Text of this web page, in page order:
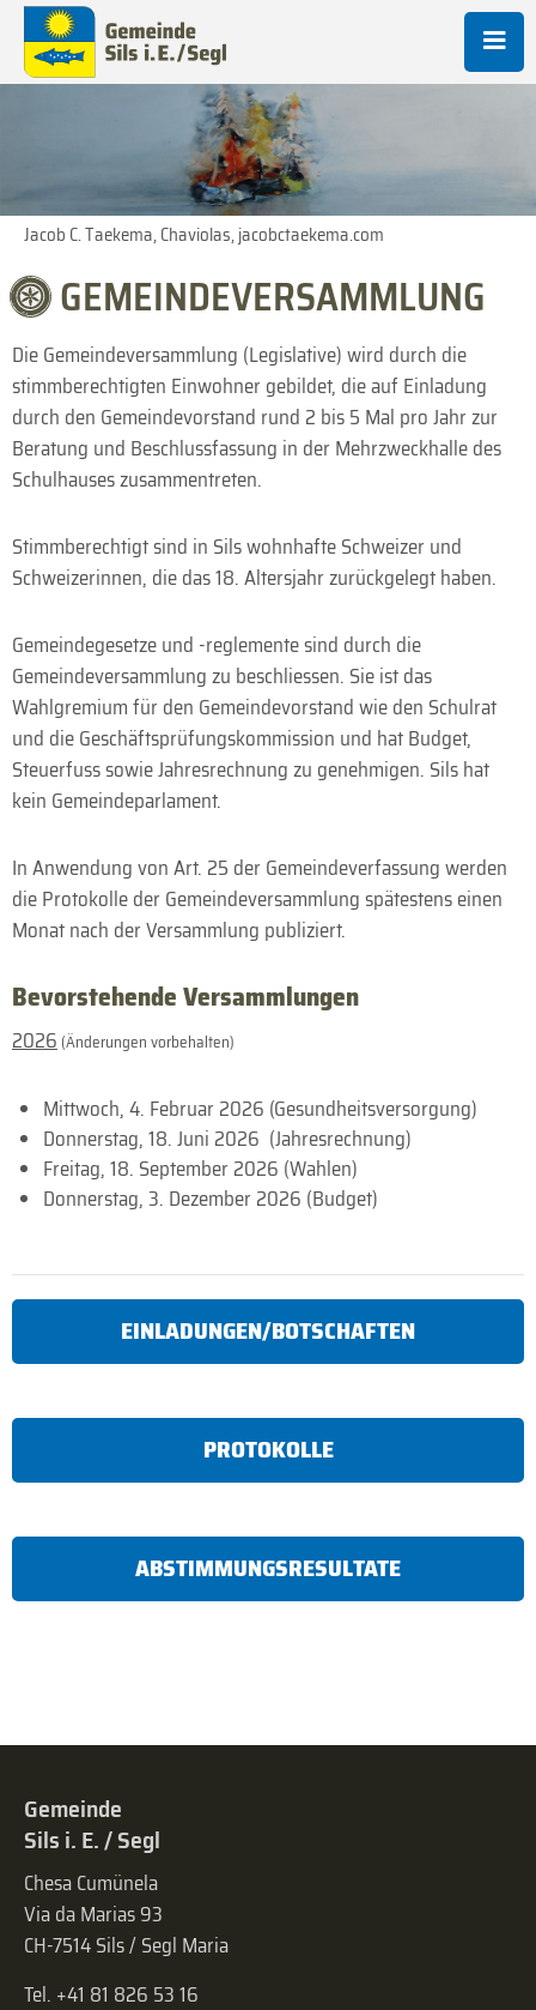
Jacob C. Taekema, Chaviolas, jacobctaekema.com
GEMEINDE­VERSAMMLUNG
Die Gemeindeversammlung (Legislative) wird durch die
stimmberechtigten Einwohner gebildet, die auf Einladung
durch den Gemeindevorstand rund 2 bis 5 Mal pro Jahr zur
Beratung und Beschlussfassung in der Mehrzweckhalle des
Schulhauses zusammentreten.
Stimmberechtigt sind in Sils wohnhafte Schweizer und
Schweizerinnen, die das 18. Altersjahr zurückgelegt haben.
Gemeindegesetze und -reglemente sind durch die
Gemeindeversammlung zu beschliessen. Sie ist das
Wahlgremium für den Gemeindevorstand wie den Schulrat
und die Geschäftsprüfungskommission und hat Budget,
Steuerfuss sowie Jahresrechnung zu genehmigen. Sils hat
kein Gemeindeparlament.
In Anwendung von Art. 25 der Gemeindeverfassung werden
die Protokolle der Gemeindeversammlung spätestens einen
Monat nach der Versammlung publiziert.
Bevorstehende Versammlungen
2026 (Änderungen vorbehalten)
Mittwoch, 4. Februar 2026 (Gesundheitsversorgung)
Donnerstag, 18. Juni 2026 (Jahresrechnung)
Freitag, 18. September 2026 (Wahlen)
Donnerstag, 3. Dezember 2026 (Budget)
EINLADUNGEN/BOTSCHAFTEN
PROTOKOLLE
ABSTIMMUNGSRESULTATE
Gemeinde
Sils i. E. / Segl
Chesa Cumünela
Via da Marias 93
CH-7514 Sils / Segl Maria
Tel. +41 81 826 53 16